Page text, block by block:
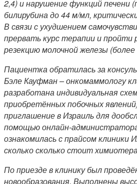
2,4) и нарушение функций печени
билирубина до 44 м/мл,
В связи с ухудшением
прервать курс терапии и пройти
резекцию молочной железы
Пациентка обратилась за
Бэле Кауфман – онкомаммологу
разработана индивидуальная
приобретённых побочных
приглашение в Израиль для
помощью онлайн-
ознакомилась с прайсом клиники
сколько сколько стоит
По приезде в клинику был
новообразования. Выполнены